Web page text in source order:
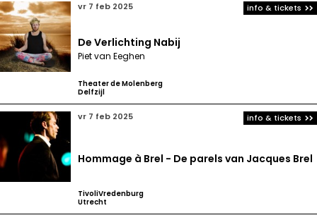
vr 7 feb 2025
De Verlichting Nabij
Piet van Eeghen
Theater de Molenberg
Delfzijl
info & tickets
vr 7 feb 2025
Hommage à Brel - De parels van Jacques Brel
TivoliVredenburg
Utrecht
info & tickets